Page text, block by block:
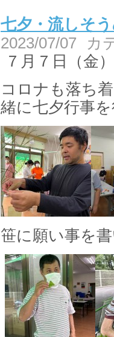
七夕・流しそ
2023/07/07
カ
７月７日（金）
コロナも落ち
緒に七夕行事
笹に願い事を